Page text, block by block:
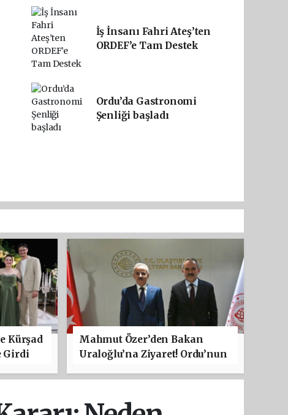
İş İnsanı Fahri Ateş’ten
ORDEF’e Tam Destek
Ordu’da Gastronomi
Şenliği başladı
Kürşad
Girdi
Mahmut Özer’den Bakan
Uraloğlu’na Ziyaret! Ordu’nun
Yatırıldı